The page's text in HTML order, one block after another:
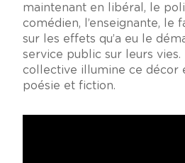
maintenant en libéral, le
comédien, l’enseignante, le
sur les effets qu’a eu le
service public sur leurs vies.
collective illumine ce décor
poésie et fiction.